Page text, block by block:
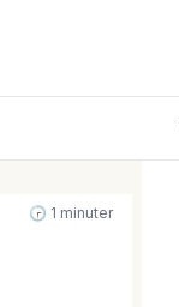
🕝 1 minuter